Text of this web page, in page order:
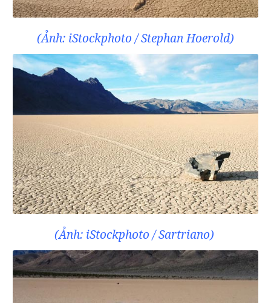
(Ảnh: iStockphoto / Stephan Hoerold)
(Ảnh: iStockphoto / Sartriano)